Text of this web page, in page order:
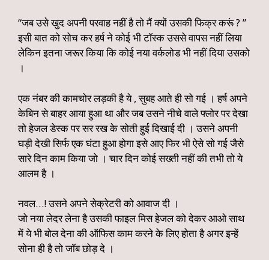
“जब उसे खुद अपनी परवाह नहीं है तो मैं क्यों उसकी फिक्र करूं ? ”
इसी बात को सोच कर हर्ष ने कोई भी टॉस्क उससे वापस नहीं लिया
लेकिन इतना जरूर किया कि कोई नया वर्कलोड भी नहीं दिया उसको
।
एक नंबर की कामचोर लड़की है ये , सुबह आते ही सो गई । हर्ष अपने
केबिन से बाहर आया हुआ था और जब उसने नीचे वाले फ्लोर पर देखा
तो हेजल डेस्क पर सर रख के सोती हुई दिखाई दी । उसने अपनी
घड़ी देखी सिर्फ एक घंटा हुआ होगा इसे आए फिर भी ऐसे सो गई जैसे
सारे दिन काम किया जो । चार दिन कोई सख्ती नहीं की तभी तो ये
आलम है ।
नवल…! उसने अपने सेक्रेटरी को आवाज दी ।
जो नया लेदर लेना है उसकी फाइल मिस हेजल को देकर आओ साथ
में ये भी बोल देना की ऑफिस काम करने के लिए होता है अगर इन्हें
सोना ही है तो जॉब छोड़ दे ।